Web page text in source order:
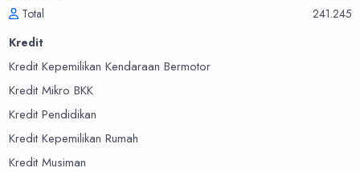
Total
241.245
Kredit
Kredit Kepemilikan Kendaraan Bermotor
Kredit Mikro BKK
Kredit Pendidikan
Kredit Kepemilikan Rumah
Kredit Musiman